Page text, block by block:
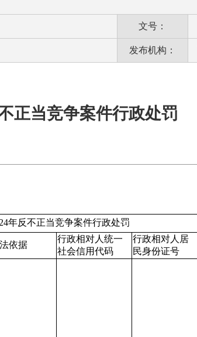
文号：
发布机构：
正当竞争案件行政处罚
4年反不正当竞争案件行政处罚
依据
行政相对人统一
社会信用代码
行政相对人居
民身份证号